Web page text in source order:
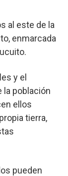
al este de la
enmarcada
y el
población
ellos
tierra,
pueden